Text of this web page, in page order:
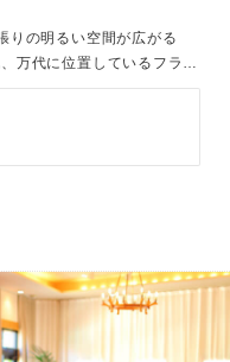
りの明るい空間が広がる
万代に位置しているフラン
切にし、ゆったりとしたひ
では、旬の素材を使用した
だけます。